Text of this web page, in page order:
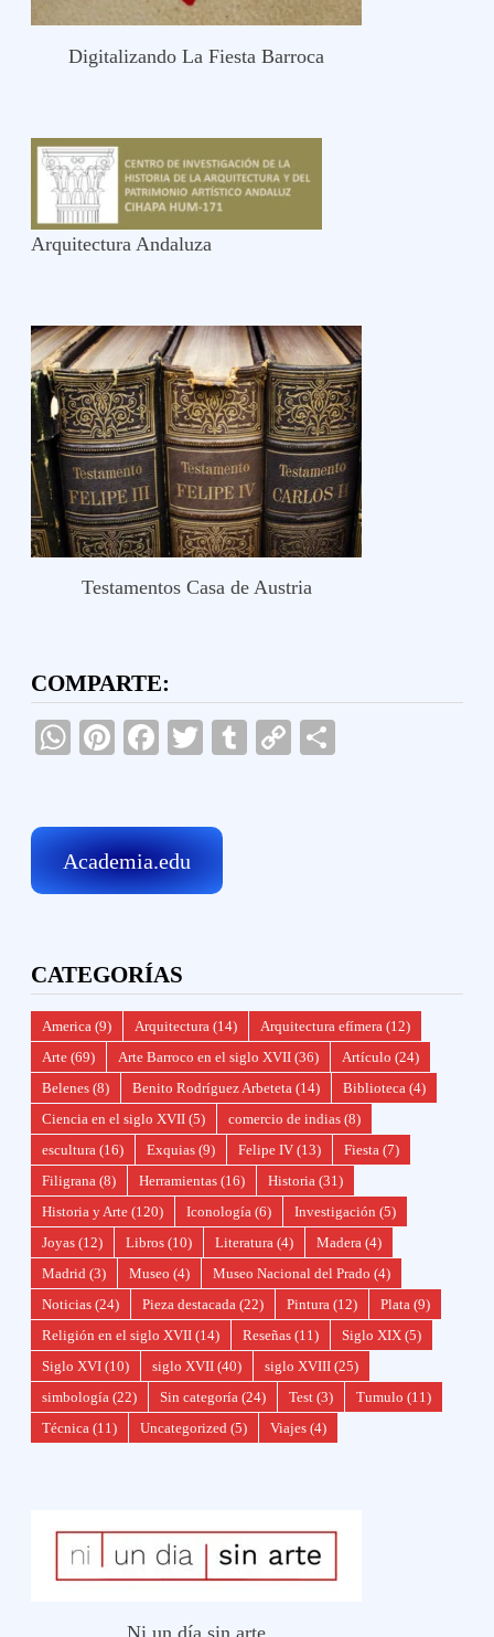
Digitalizando La Fiesta Barroca
Arquitectura Andaluza
Testamentos Casa de Austria
COMPARTE:
WhatsApp
Pinterest
Facebook
TwitterTumblr
Copy
Academia.edu
CATEGORÍAS
America (9) Arquitectura (14) Arquitectura efímera (12)
Arte (69) Arte Barroco en el siglo XVII (36) Artículo (24)
Belenes (8) Benito Rodríguez Arbeteta (14) Biblioteca (4)
Ciencia en el siglo XVII (5) comercio de indias (8)
escultura (16) Exquias (9) Felipe IV (13) Fiesta (7)
Filigrana (8) Herramientas (16) Historia (31)
Historia y Arte (120) Iconología (6) Investigación (5)
Joyas (12) Libros (10) Literatura (4) Madera (4)
Madrid (3) Museo (4) Museo Nacional del Prado (4)
Noticias (24) Pieza destacada (22) Pintura (12) Plata (9)
Religión en el siglo XVII (14) Reseñas (11) Siglo XIX (5)
Siglo XVI (10) siglo XVII (40) siglo XVIII (25)
simbología (22) Sin categoría (24) Test (3) Tumulo (11)
Técnica (11) Uncategorized (5) Viajes (4)
Ni un día sin arte